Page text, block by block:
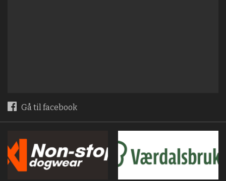
Gå til facebook